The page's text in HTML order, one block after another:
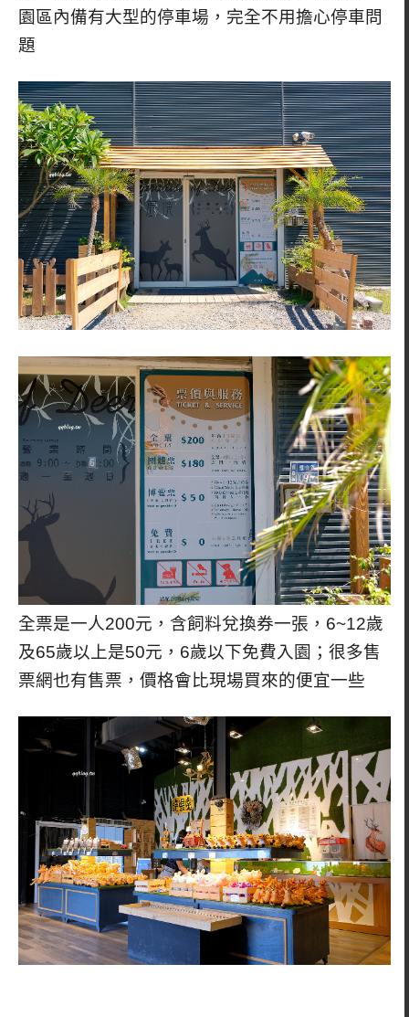
園區內備有大型的停車場，完全不用擔心停車問
題
全票是一人200元，含飼料兌換券一張，6~12歲
及65歲以上是50元，6歲以下免費入園；很多售
票網也有售票，價格會比現場買來的便宜一些